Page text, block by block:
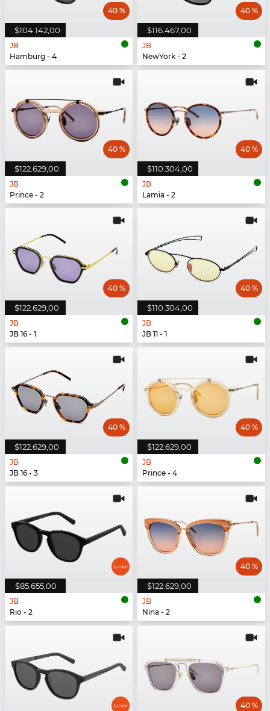
$104.142,00
40 %
JB
Hamburg - 4
$116.467,00
40 %
JB
NewYork - 2
$122.629,00
40 %
JB
Prince - 2
$110.304,00
40 %
JB
Lamia - 2
$122.629,00
40 %
JB
JB 16 - 1
$110.304,00
40 %
JB
JB 11 - 1
$122.629,00
40 %
JB
JB 16 - 3
$122.629,00
40 %
JB
Prince - 4
$85.655,00
JB
Rio - 2
$122.629,00
40 %
JB
Nina - 2
40 %